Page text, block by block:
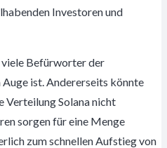
Investoren und
viele Befürworter der
ist. Andererseits könnte
Verteilung Solana nicht
sorgen für eine Menge
zum schnellen Aufstieg von